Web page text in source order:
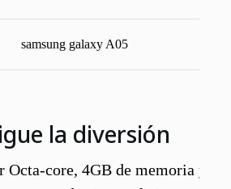
la diversión
Octa-core, 4GB de memoria y